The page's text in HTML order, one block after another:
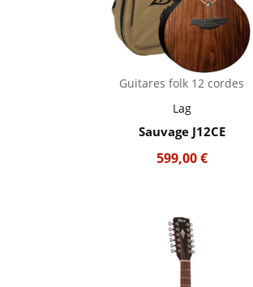
Guitares folk 12 cordes
Lag
Sauvage J12CE
599,00€